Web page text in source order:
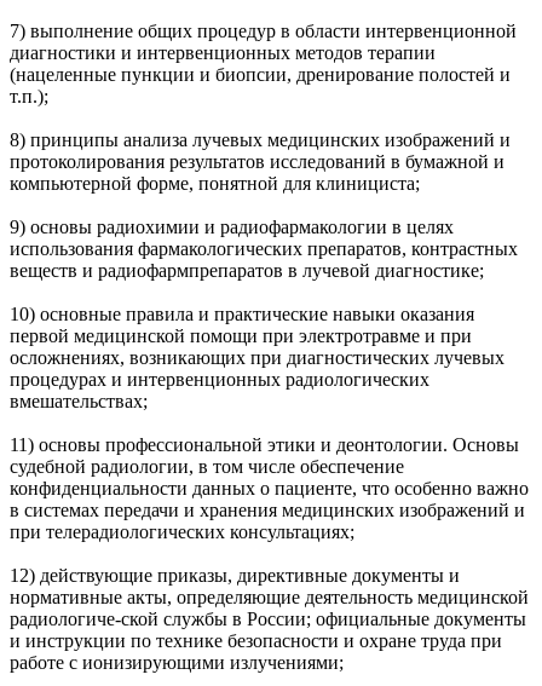
7) выполнение общих процедур в области интервенционной
диагностики и интервенционных методов терапии
(нацеленные пункции и биопсии, дренирование полостей и
т.п.);
8) принципы анализа лучевых медицинских изображений и
протоколирования результатов исследований в бумажной и
компьютерной форме, понятной для клинициста;
9) основы радиохимии и радиофармакологии в целях
использования фармакологических препаратов, контрастных
веществ и радиофармпрепаратов в лучевой диагностике;
10) основные правила и практические навыки оказания
первой медицинской помощи при электротравме и при
осложнениях, возникающих при диагностических лучевых
процедурах и интервенционных радиологических
вмешательствах;
11) основы профессиональной этики и деонтологии. Основы
судебной радиологии, в том числе обеспечение
конфиденциальности данных о пациенте, что особенно важно
в системах передачи и хранения медицинских изображений и
при телерадиологических консультациях;
12) действующие приказы, директивные документы и
нормативные акты, определяющие деятельность медицинской
радиологиче-ской службы в России; официальные документы
и инструкции по технике безопасности и охране труда при
работе с ионизирующими излучениями;